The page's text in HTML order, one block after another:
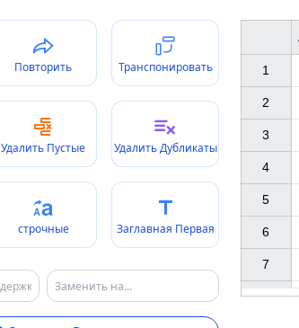
Повторить Транспонировать
Удалить Пустые Удалить Дубликаты
строчные Заглавная Первая
1
2
3
4
5
6
7